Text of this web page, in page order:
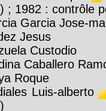
; 1982 : contrôle
Garcia Jose-
Jesus
Custodio
Caballero
Roque
Luis-alberto